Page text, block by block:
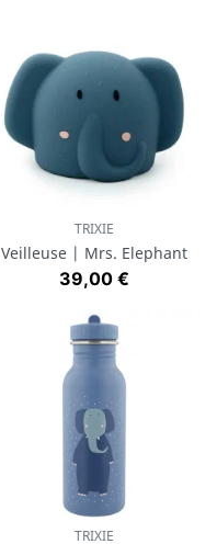
TRIXIE
Veilleuse | Mrs. Elephant
Prix
39,00 €
TRIXIE